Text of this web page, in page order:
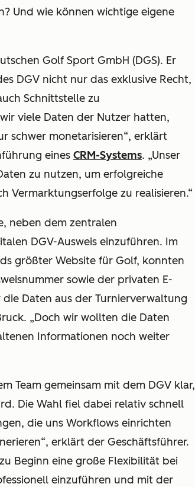
Und wie können wichtige eigene
Golf Sport GmbH (DGS). Er
DGV nicht nur das exklusive Recht,
Schnittstelle zu
viele Daten der Nutzer hatten,
schwer monetarisieren“, erklärt
eines CRM-Systems. „Unser
zu nutzen, um erfolgreiche
Vermarktungserfolge zu realisieren.“
neben dem zentralen
DGV-Ausweis einzuführen. Im
größter Website für Golf, konnten
sowie der privaten E-
Daten aus der Turnierverwaltung
„Doch wir wollten die Daten
Informationen noch weiter
Team gemeinsam mit dem DGV klar,
Die Wahl fiel dabei relativ schnell
die uns Workflows einrichten
erklärt der Geschäftsführer.
Beginn eine große Flexibilität bei
einzuführen und mit der